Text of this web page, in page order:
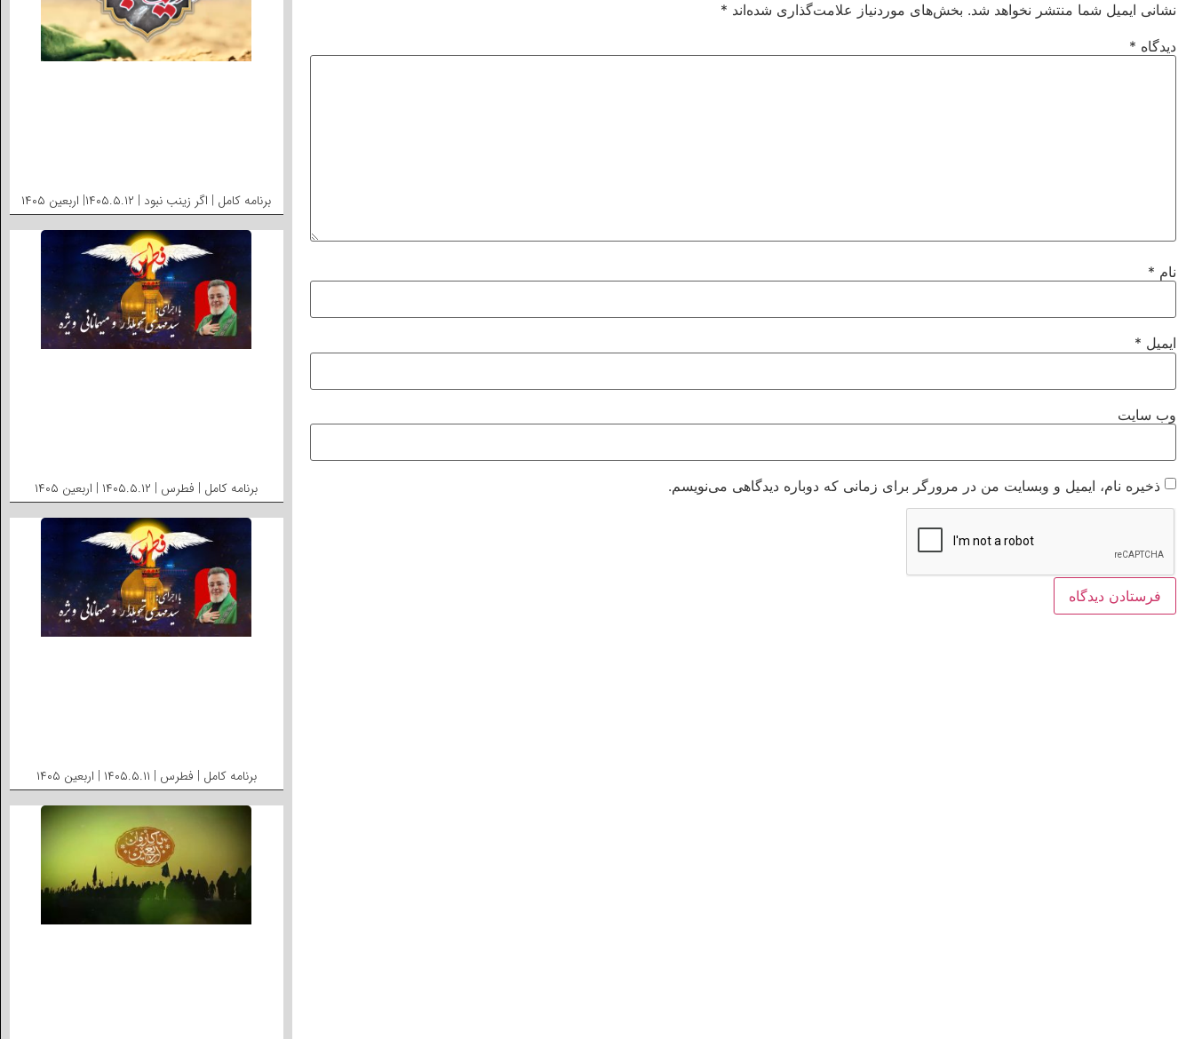
نشانی ایمیل شما منتشر نخواهد شد. بخش‌های موردنیاز علامت‌گذاری شده‌اند *
دیدگاه *
نام *
ایمیل *
وب‌ سایت
ذخیره نام، ایمیل و وبسایت من در مرورگر برای زمانی که دوباره دیدگاهی می‌نویسم.
برنامه کامل | اگر زینب نبود | ۱۴۰۵.۵.۱۲| اربعین ۱۴۰۵
برنامه کامل | فطرس | ۱۴۰۵.۵.۱۲ | اربعین ۱۴۰۵
برنامه کامل | فطرس | ۱۴۰۵.۵.۱۱ | اربعین ۱۴۰۵